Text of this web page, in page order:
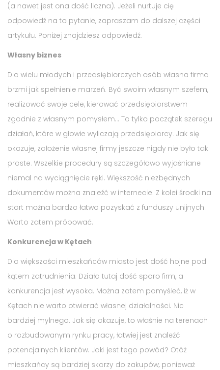
(a nawet jest ona dość liczna). Jeżeli nurtuje cię
odpowiedź na to pytanie, zapraszam do dalszej części
artykułu. Poniżej znajdziesz odpowiedź.
Własny biznes
Dla wielu młodych i przedsiębiorczych osób własna firma
brzmi jak spełnienie marzeń. Być swoim własnym szefem,
realizować swoje cele, kierować przedsiębiorstwem
zgodnie z własnym pomysłem… To tylko początek szeregu
działań, które w głowie wyliczają przedsiębiorcy. Jak się
okazuje, założenie własnej firmy jeszcze nigdy nie było tak
proste. Wszelkie procedury są szczegółowo wyjaśniane
niemal na wyciągnięcie ręki. Większość niezbędnych
dokumentów można znaleźć w internecie. Z kolei środki na
start można bardzo łatwo pozyskać z funduszy unijnych.
Warto zatem próbować.
Konkurencja w Kętach
Dla większości mieszkańców miasto jest dość hojne pod
kątem zatrudnienia. Działa tutaj dość sporo firm, a
konkurencja jest wysoka. Można zatem pomyśleć, iż w
Kętach nie warto otwierać własnej działalności. Nic
bardziej mylnego. Jak się okazuje, to właśnie na terenach
o rozbudowanym rynku pracy, łatwiej jest znaleźć
potencjalnych klientów. Jaki jest tego powód? Otóż
mieszkańcy są bardziej skorzy do zakupów, ponieważ